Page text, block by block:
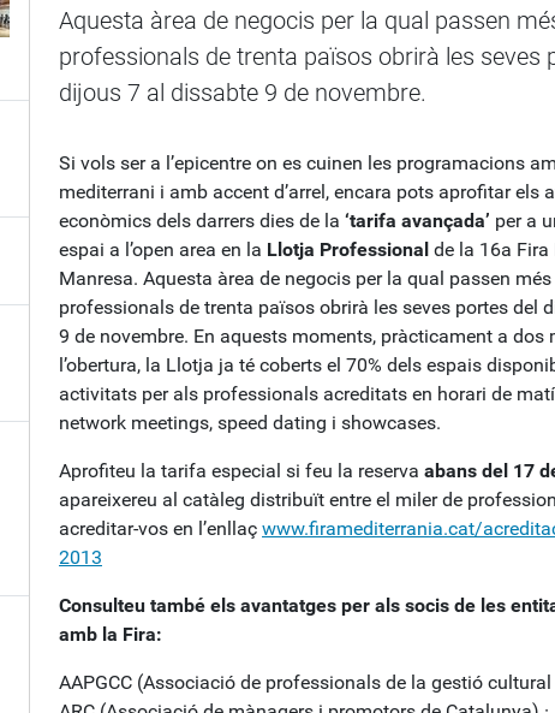
Aquesta àrea de negocis per la qual passen
professionals de trenta països obrirà les seves
dijous 7 al dissabte 9 de novembre.
Si vols ser a l’epicentre on es cuinen les programacions
mediterrani i amb accent d’arrel, encara pots aprofitar els
econòmics dels darrers dies de la ‘tarifa avançada’ per a
espai a l’open area en la Llotja Professional de la 16a
Manresa. Aquesta àrea de negocis per la qual passen més
professionals de trenta països obrirà les seves portes del
9 de novembre. En aquests moments, pràcticament a dos
l’obertura, la Llotja ja té coberts el 70% dels espais
activitats per als professionals acreditats en horari de
network meetings, speed dating i showcases.
Aprofiteu la tarifa especial si feu la reserva abans del 17
apareixereu al catàleg distribuït entre el miler de
acreditar-vos en l’enllaç www.firamediterrania.cat/
2013
Consulteu també els avantatges per als socis de les
amb la Fira:
AAPGCC (Associació de professionals de la gestió cultural